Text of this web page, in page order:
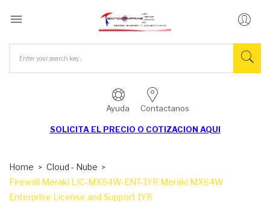

Ayuda Contactanos
SOLICITA EL PRECIO O COTIZACION AQUI
Home
Cloud - Nube
Firewall Meraki LIC-MX64W-ENT-1YR Meraki MX64W
Enterprise License and Support 1YR